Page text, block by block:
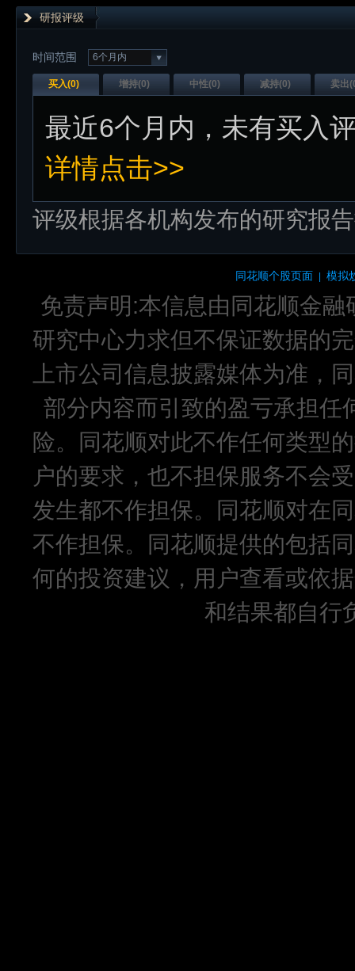
研报评级
6个月内
时间范围
买入(0) 增持(0) 中性(0) 减持(0) 卖出(
最近6个月内 ，未有买入
详情点击>>
评级根据各机构发布的研究报
同花顺个股页面 模拟
免责声明:本信息由同花顺金
研究中心力求但不保证数据的
上市公司信息披露媒体为准，
部分内容而引致的盈亏承担任
险。同花顺对此不作任何类型
户的要求，也不担保服务不会
发生都不作担保。同花顺对在
不作担保。同花顺提供的包括
何的投资建议，用户查看或依
和结果都自行